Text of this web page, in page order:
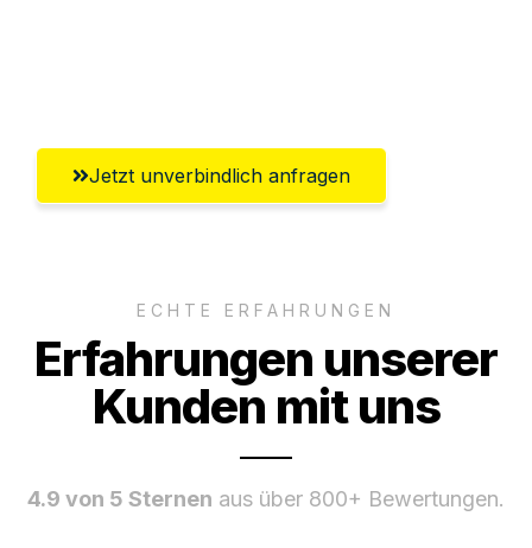
Jetzt unverbindlich anfragen
ECHTE ERFAHRUNGEN
Erfahrungen unserer
Kunden mit uns
4.9 von 5 Sternen aus über 800+ Bewertungen.